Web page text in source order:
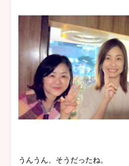
うんうん、そうだったね。